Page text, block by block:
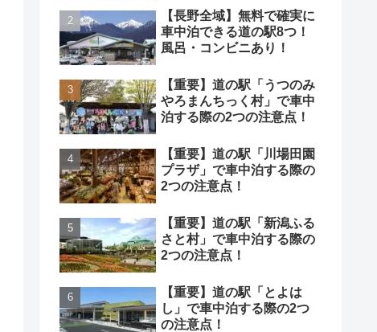
【長野全域】無料で確実に
車中泊できる道の駅8つ！
風呂・コンビニあり！
【重要】道の駅「うつのみ
やろまんちっく村」で車中
泊する際の2つの注意点！
【重要】道の駅「川場田園
プラザ」で車中泊する際の
2つの注意点！
【重要】道の駅「新潟ふる
さと村」で車中泊する際の
2つの注意点！
【重要】道の駅「とよは
し」で車中泊する際の2つ
の注意点！